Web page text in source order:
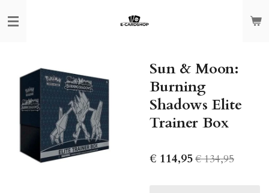
direct
Sun & Moon:
Burning
Shadows Elite
Trainer Box
€ 114,95€ 134,95